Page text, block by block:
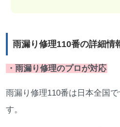
雨漏り修理110番の詳細情
・雨漏り修理のプロが対応
雨漏り修理110番は日本全国
す。